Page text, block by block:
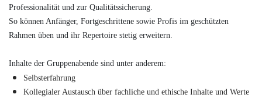
Professionalität und zur Qualitätssicherung.
So können Anfänger, Fortgeschrittene sowie Profis im geschützten
Rahmen üben und ihr Repertoire stetig erweitern.
Inhalte der Gruppenabende sind unter anderem:
Selbsterfahrung
Kollegialer Austausch über fachliche und ethische Inhalte und Werte